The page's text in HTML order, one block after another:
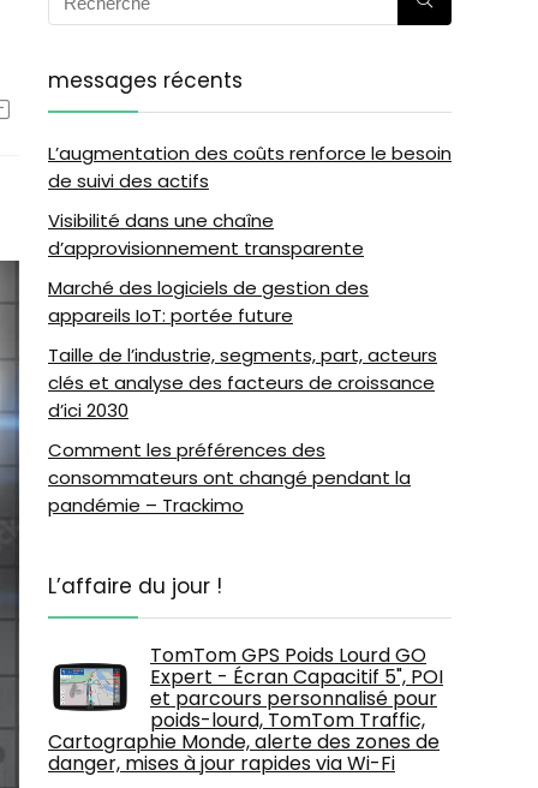
messages récents
L’augmentation des coûts renforce le besoin
de suivi des actifs
Visibilité dans une chaîne
d’approvisionnement transparente
Marché des logiciels de gestion des
appareils IoT: portée future
Taille de l’industrie, segments, part, acteurs
clés et analyse des facteurs de croissance
d’ici 2030
Comment les préférences des
consommateurs ont changé pendant la
pandémie – Trackimo
L’affaire du jour !
TomTom GPS Poids Lourd GO
Expert - Écran Capacitif 5", POI
et parcours personnalisé pour
poids-lourd, TomTom Traffic,
Cartographie Monde, alerte des zones de
danger, mises à jour rapides via Wi-Fi